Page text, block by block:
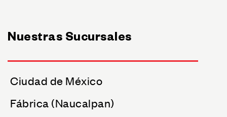
Nuestras Sucursales
Ciudad de México
Fábrica (Naucalpan)